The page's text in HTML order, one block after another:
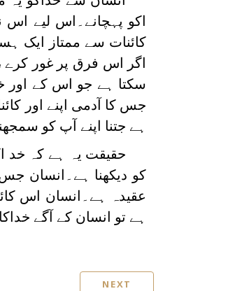
اکو پہچانے۔اس لیے
کائنات سے ممتاز ایک
اگر اس فرق پر غور کرے
سکتا ہے جو اس کے اور
جس کا آدمی اپنے اور
ہے جتنا اپنے آپ کو
حقیقت یہ ہے کہ خد
کو دیکھنا ہے۔انسان
عقیدہ ہے۔انسان اس
ہے تو انسان کے آگے
NEXT